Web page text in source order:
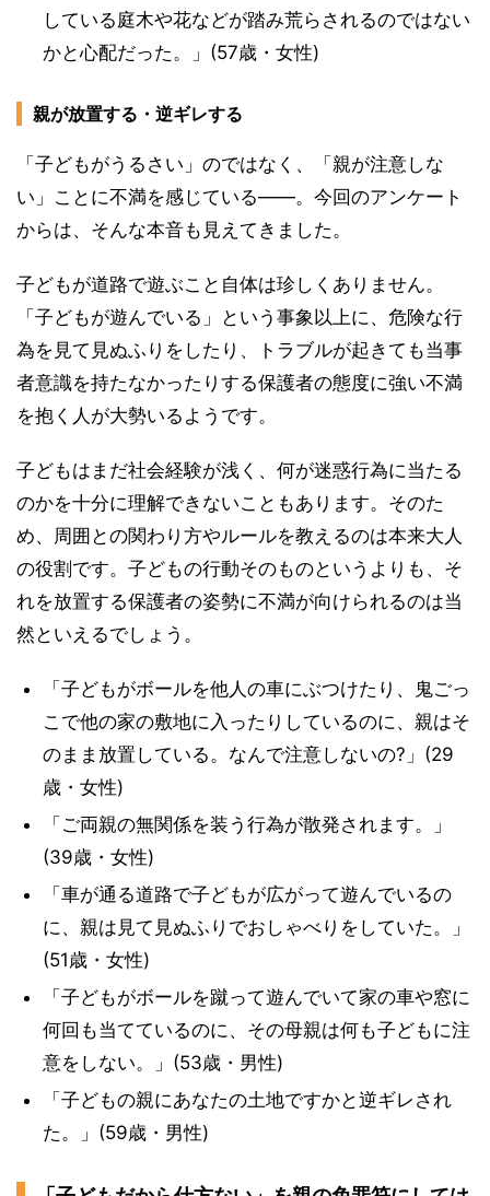
している庭木や花などが踏み荒らされるのではない
かと心配だった。」(57歳・女性)
親が放置する・逆ギレする
「子どもがうるさい」のではなく、「親が注意しな
い」ことに不満を感じている——。今回のアンケート
からは、そんな本音も見えてきました。
子どもが道路で遊ぶこと自体は珍しくありません。
「子どもが遊んでいる」という事象以上に、危険な行
為を見て見ぬふりをしたり、トラブルが起きても当事
者意識を持たなかったりする保護者の態度に強い不満
を抱く人が大勢いるようです。
子どもはまだ社会経験が浅く、何が迷惑行為に当たる
のかを十分に理解できないこともあります。そのた
め、周囲との関わり方やルールを教えるのは本来大人
の役割です。子どもの行動そのものというよりも、そ
れを放置する保護者の姿勢に不満が向けられるのは当
然といえるでしょう。
「子どもがボールを他人の車にぶつけたり、鬼ごっ
こで他の家の敷地に入ったりしているのに、親はそ
のまま放置している。なんで注意しないの?」(29
歳・女性)
「ご両親の無関係を装う行為が散発されます。」
(39歳・女性)
「車が通る道路で子どもが広がって遊んでいるの
に、親は見て見ぬふりでおしゃべりをしていた。」
(51歳・女性)
「子どもがボールを蹴って遊んでいて家の車や窓に
何回も当てているのに、その母親は何も子どもに注
意をしない。」(53歳・男性)
「子どもの親にあなたの土地ですかと逆ギレされ
た。」(59歳・男性)